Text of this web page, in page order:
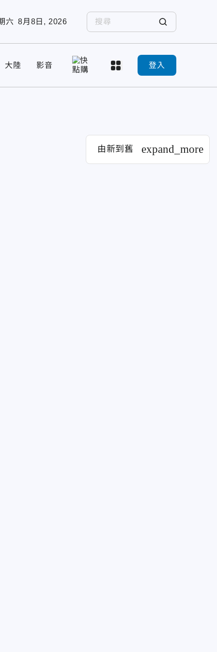
六 8月8日, 2026
大陸 影音 登入
由新到舊 expand_more